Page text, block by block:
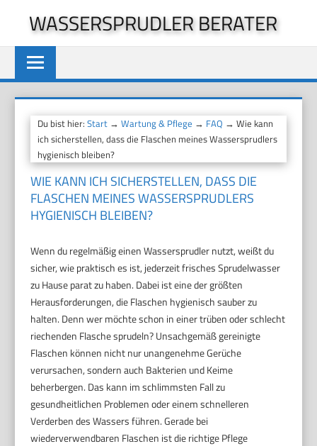
springen
WASSERSPRUDLER BERATER
Du bist hier:Start →Wartung & Pflege → FAQ → Wie kann
ich sicherstellen, dass die Flaschen meines Wassersprudlers
hygienisch bleiben?
WIE KANN ICH SICHERSTELLEN, DASS DIE
FLASCHEN MEINES WASSERSPRUDLERS
HYGIENISCH BLEIBEN?
Wenn du regelmäßig einen Wassersprudler nutzt, weißt du
sicher, wie praktisch es ist, jederzeit frisches Sprudelwasser
zu Hause parat zu haben. Dabei ist eine der größten
Herausforderungen, die Flaschen hygienisch sauber zu
halten. Denn wer möchte schon in einer trüben oder schlecht
riechenden Flasche sprudeln? Unsachgemäß gereinigte
Flaschen können nicht nur unangenehme Gerüche
verursachen, sondern auch Bakterien und Keime
beherbergen. Das kann im schlimmsten Fall zu
gesundheitlichen Problemen oder einem schnelleren
Verderben des Wassers führen. Gerade bei
wiederverwendbaren Flaschen ist die richtige Pflege